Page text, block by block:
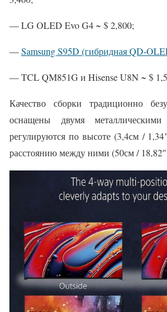
— LG OLED Evo G4 ~ $ 2,800;
—Samsung S95D (гибридная QD-
— TCL QM851G и Hisense U8N ~ $
Качество сборки традиционно
оснащены двумя
регулируются по высоте (3,4см /
расстоянию между ними (50см /